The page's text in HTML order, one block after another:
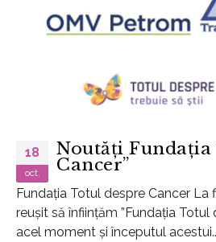
18
oct.
Noutăți Fundația
Cancer”
Fundația Totul despre Cancer La
reușit să înființăm ”Fundația Totul
acel moment și începutul